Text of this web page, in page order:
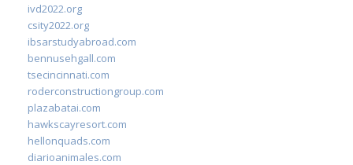
ivd2022.org
csity2022.org
ibsarstudyabroad.com
bennusehgall.com
tsecincinnati.com
roderconstructiongroup.com
plazabatai.com
hawkscayresort.com
hellonquads.com
diarioanimales.com